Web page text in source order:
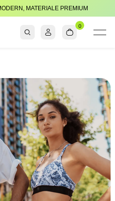
MATERIALE PREMIUM
0